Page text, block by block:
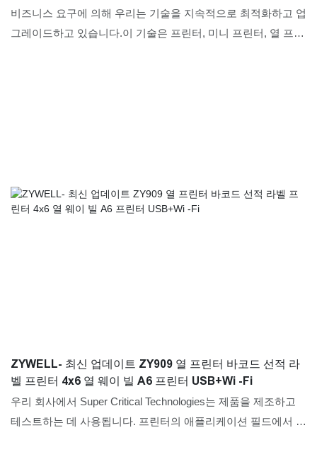
USB+RS232+LAN+BT
비즈니스 요구에 의해 우리는 기술을 지속적으로 최적화하고 업
그레이드하고 있습니다.이 기술은 프린터, 미니 프린터, 열 프린
ZYWELL- 최신 업데이트 ZY909 열 프린터 바코드 선적 라
벨 프린터 4x6 열 웨이 빌 A6 프린터 USB+Wi -Fi
우리 회사에서 Super Critical Technologies는 제품을 제조하고
테스트하는 데 사용됩니다. 프린터의 애플리케이션 필드에서 최